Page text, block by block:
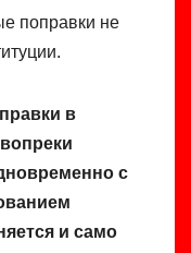
поправки не
в
с
и само